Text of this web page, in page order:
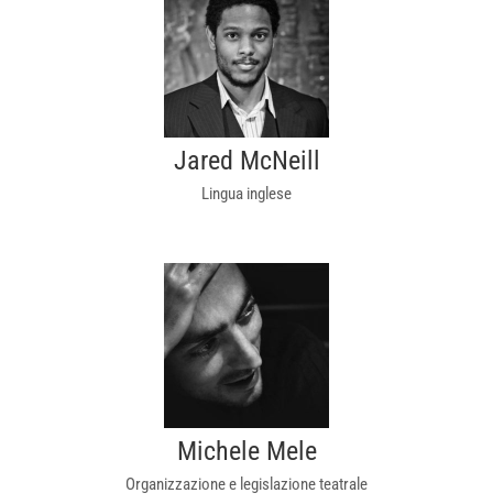
Jared McNeill
Lingua inglese
Michele Mele
Organizzazione e legislazione teatrale